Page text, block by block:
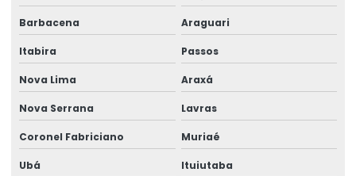
Fornecedores De Etiquetas Térmicas Personalizadas
Fornecimento De Ribbon Em Grandes Quantidades
Impressão De Etiquetas Adesivas
Impressão De Etiquetas Adesivas Personalizadas
Impressão De Rótulos Adesivos
Barbacena Araguari
Itabira Passos
Nova Lima Araxá
Nova Serrana Lavras
Coronel Fabriciano Muriaé
Ubá Ituiutaba